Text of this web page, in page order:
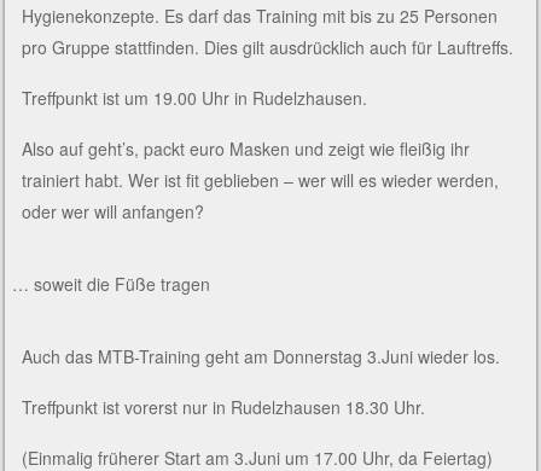
Hygienekonzepte. Es darf das Training mit bis zu 25 Personen
pro Gruppe stattfinden. Dies gilt ausdrücklich auch für Lauftreffs.
Treffpunkt ist um 19.00 Uhr in Rudelzhausen.
Also auf geht’s, packt euro Masken und zeigt wie fleißig ihr
trainiert habt. Wer ist fit geblieben – wer will es wieder werden,
oder wer will anfangen?
… soweit die Füße tragen
Auch das MTB-Training geht am Donnerstag 3.Juni wieder los.
Treffpunkt ist vorerst nur in Rudelzhausen 18.30 Uhr.
(Einmalig früherer Start am 3.Juni um 17.00 Uhr, da Feiertag)